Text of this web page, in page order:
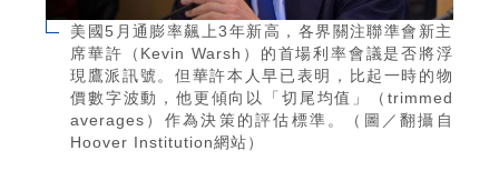
美國5月通膨率飆上3年新高，各界關注聯準會新主
席華許（Kevin Warsh）的首場利率會議是否將浮
現鷹派訊號。但華許本人早已表明，比起一時的物
價數字波動，他更傾向以「切尾均值」（trimmed
averages）作為決策的評估標準。（圖／翻攝自
Hoover Institution網站）